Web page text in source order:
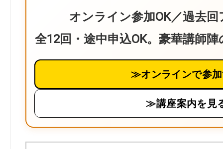
オンライン参加OK／過去
全12回・途中申込OK。豪華講師
≫オンラインで参
≫講座案内を見